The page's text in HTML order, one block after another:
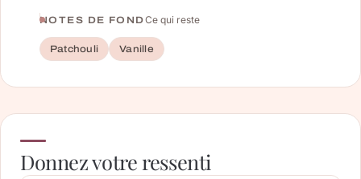
NOTES DE FONDCe qui reste
Patchouli Vanille
Donnez votre ressenti